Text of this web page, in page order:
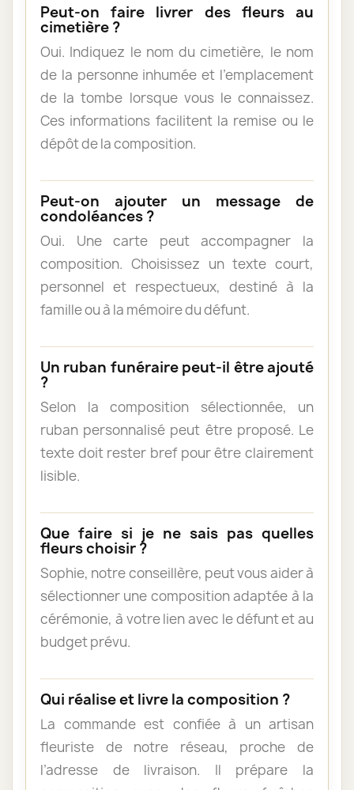
Peut-on faire livrer des fleurs au
cimetière ?
Oui. Indiquez le nom du cimetière, le nom
de la personne inhumée et l’emplacement
de la tombe lorsque vous le connaissez.
Ces informations facilitent la remise ou le
dépôt de la composition.
Peut-on ajouter un message de
condoléances ?
Oui. Une carte peut accompagner la
composition. Choisissez un texte court,
personnel et respectueux, destiné à la
famille ou à la mémoire du défunt.
Un ruban funéraire peut-il être ajouté
?
Selon la composition sélectionnée, un
ruban personnalisé peut être proposé. Le
texte doit rester bref pour être clairement
lisible.
Que faire si je ne sais pas quelles
fleurs choisir ?
Sophie, notre conseillère, peut vous aider à
sélectionner une composition adaptée à la
cérémonie, à votre lien avec le défunt et au
budget prévu.
Qui réalise et livre la composition ?
La commande est confiée à un artisan
fleuriste de notre réseau, proche de
l’adresse de livraison. Il prépare la